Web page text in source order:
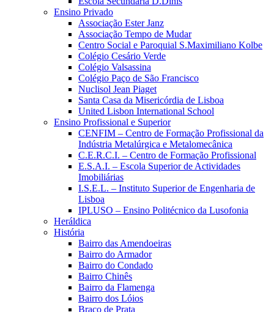
Ensino Privado
Associação Ester Janz
Associação Tempo de Mudar
Centro Social e Paroquial S.Maximiliano Kolbe
Colégio Cesário Verde
Colégio Valsassina
Colégio Paço de São Francisco
Nuclisol Jean Piaget
Santa Casa da Misericórdia de Lisboa
United Lisbon International School
Ensino Profissional e Superior
CENFIM – Centro de Formação Profissional da
Indústria Metalúrgica e Metalomecânica
C.E.R.C.I. – Centro de Formação Profissional
E.S.A.I. – Escola Superior de Actividades
Imobiliárias
I.S.E.L. – Instituto Superior de Engenharia de
Lisboa
IPLUSO – Ensino Politécnico da Lusofonia
Heráldica
História
Bairro das Amendoeiras
Bairro do Armador
Bairro do Condado
Bairro Chinês
Bairro da Flamenga
Bairro dos Lóios
Braço de Prata